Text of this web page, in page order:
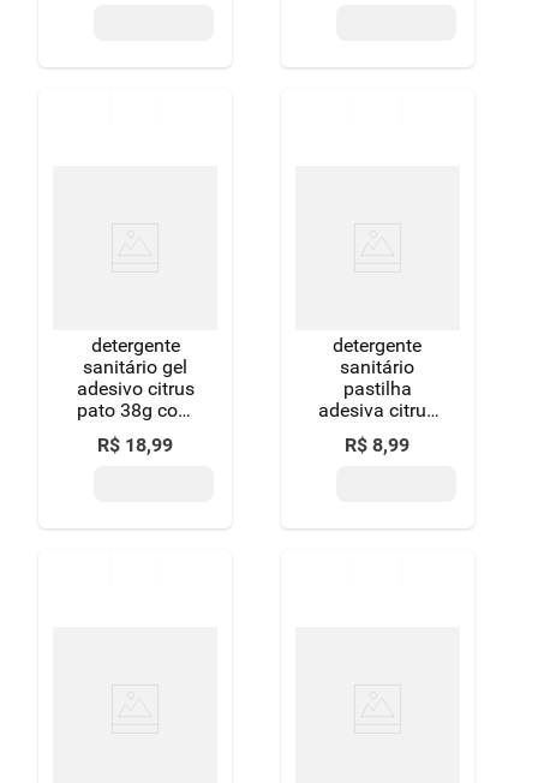
detergente
sanitário gel
adesivo citrus
pato 38g com
6 discos refil
R$ 18,99
detergente
sanitário
pastilha
adesiva citrus
pato 3
unidades
R$ 8,99